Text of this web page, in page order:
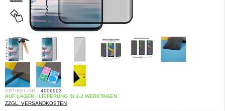
ARTIKEL-NR.: 4006903
AUF LAGER - LIEFERUNG IN 1-2 WERKTAGEN
ZZGL. VERSANDKOSTEN